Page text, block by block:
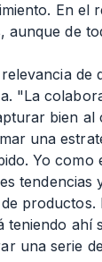
En el
de
de
"La
bien al
una
Yo como
tendencias
productos.
ahí
una serie